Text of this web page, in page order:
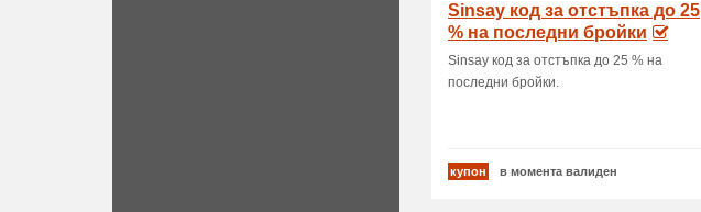
Sinsay код за отстъпка до 25
% на последни бройки
Sinsay код за отстъпка до 25 % на
последни бройки.
купон в момента валиден